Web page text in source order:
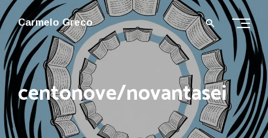
Carmelo Greco
centonove/novantasei